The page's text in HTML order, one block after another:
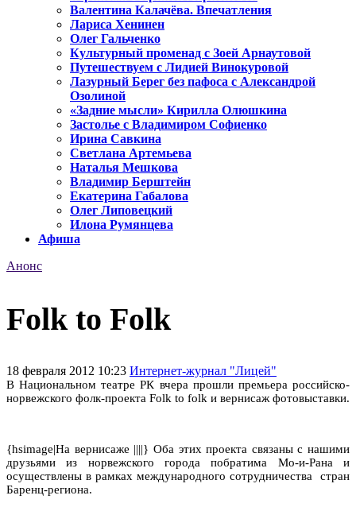
Валентина Калачёва. Впечатления
Лариса Хенинен
Олег Гальченко
Культурный променад с Зоей Арнаутовой
Путешествуем с Лидией Винокуровой
Лазурный Берег без пафоса с Александрой
Озолиной
«Задние мысли» Кирилла Олюшкина
Застолье с Владимиром Софиенко
Ирина Савкина
Светлана Артемьева
Наталья Мешкова
Владимир Берштейн
Екатерина Габалова
Олег Липовецкий
Илона Румянцева
Афиша
Анонс
Folk to Folk
18 февраля 2012 10:23 Интернет-журнал "Лицей"
В Национальном театре РК вчера прошли премьера российско-
норвежского фолк-проекта Folk to folk и вернисаж фотовыставки.
{hsimage|На вернисаже ||||} Оба этих проекта связаны с нашими
друзьями из норвежского города побратима Мо-и-Рана и
осуществлены в рамках международного сотрудничества
стран
Баренц-региона.